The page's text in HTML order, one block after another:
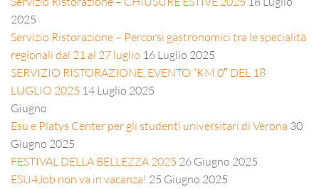
2025
Servizio Ristorazione – Percorsi gastronomici tra le specialità
regionali dal 21 al 27 luglio 16 Luglio 2025
SERVIZIO RISTORAZIONE, EVENTO “KM 0″ DEL 18
LUGLIO 2025 14 Luglio 2025
Giugno
Esu e Platys Center per gli studenti universitari di Verona 30
Giugno 2025
FESTIVAL DELLA BELLEZZA 2025 26 Giugno 2025
ESU4Job non va in vacanza! 25 Giugno 2025